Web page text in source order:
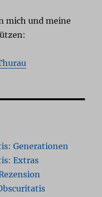
mich und meine
Generationen
Extras